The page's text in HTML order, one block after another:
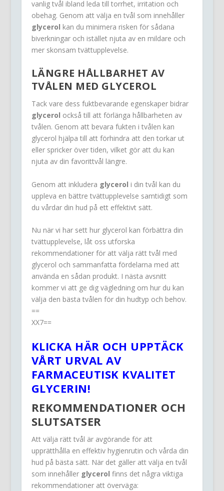
vanlig tvål ibland leda till torrhet, irritation och
obehag. Genom att välja en tvål som innehåller
glycerol kan du minimera risken för sådana
biverkningar och istället njuta av en mildare och
mer skonsam tvättupplevelse.
LÄNGRE HÅLLBARHET AV
TVÅLEN MED GLYCEROL
Tack vare dess fuktbevarande egenskaper bidrar
glycerol också till att förlänga hållbarheten av
tvålen. Genom att bevara fukten i tvålen kan
glycerol hjälpa till att förhindra att den torkar ut
eller spricker över tiden, vilket gör att du kan
njuta av din favorittvål längre.
Genom att inkludera glycerol i din tvål kan du
uppleva en bättre tvättupplevelse samtidigt som
du vårdar din hud på ett effektivt sätt.
Nu när vi har sett hur glycerol kan förbättra din
tvättupplevelse, låt oss utforska
rekommendationer för att välja rätt tvål med
glycerol och sammanfatta fördelarna med att
använda en sådan produkt. I nästa avsnitt
kommer vi att ge dig vägledning om hur du kan
välja den bästa tvålen för din hudtyp och behov.
==
XX7==
KLICKA HÄR OCH UPPTÄCK
VÅRT URVAL AV
FARMACEUTISK KVALITET
GLYCERIN!
REKOMMENDATIONER OCH
SLUTSATSER
Att välja rätt tvål är avgörande för att
upprätthålla en effektiv hygienrutin och vårda din
hud på bästa sätt. När det gäller att välja en tvål
som innehåller glycerol finns det några viktiga
rekommendationer att överväga: